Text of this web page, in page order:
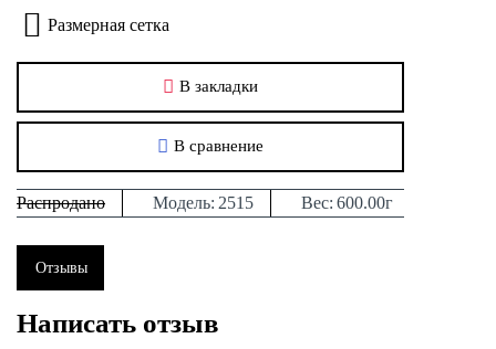
Распродано Модель: 2515 Вес: 600.00г
В закладки
В сравнение
Размерная сетка
Отзывы
Написать отзыв